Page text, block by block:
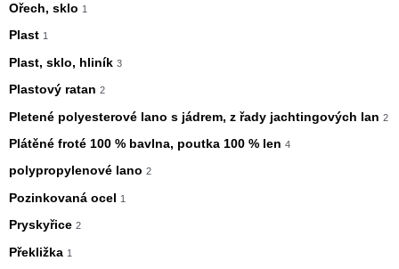
Ořech, sklo 1
Plast 1
Plast, sklo, hliník 3
Plastový ratan 2
Pletené polyesterové lano s jádrem, z řady jachtingových lan 2
Plátěné froté 100 % bavlna, poutka 100 % len 4
polypropylenové lano 2
Pozinkovaná ocel 1
Pryskyřice 2
Překližka 1